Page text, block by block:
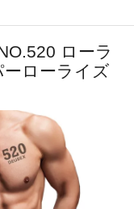
ローラ
ローライズ